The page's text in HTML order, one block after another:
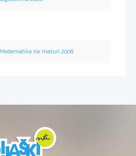
Matematika na maturi 2006